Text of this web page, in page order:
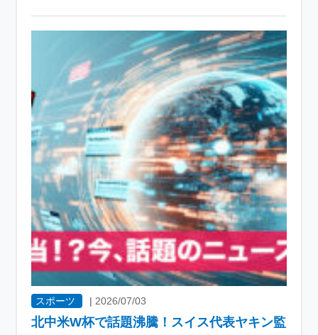
スポーツ | 2026/07/03
北中米W杯で話題沸騰！スイス代表ヤキン監